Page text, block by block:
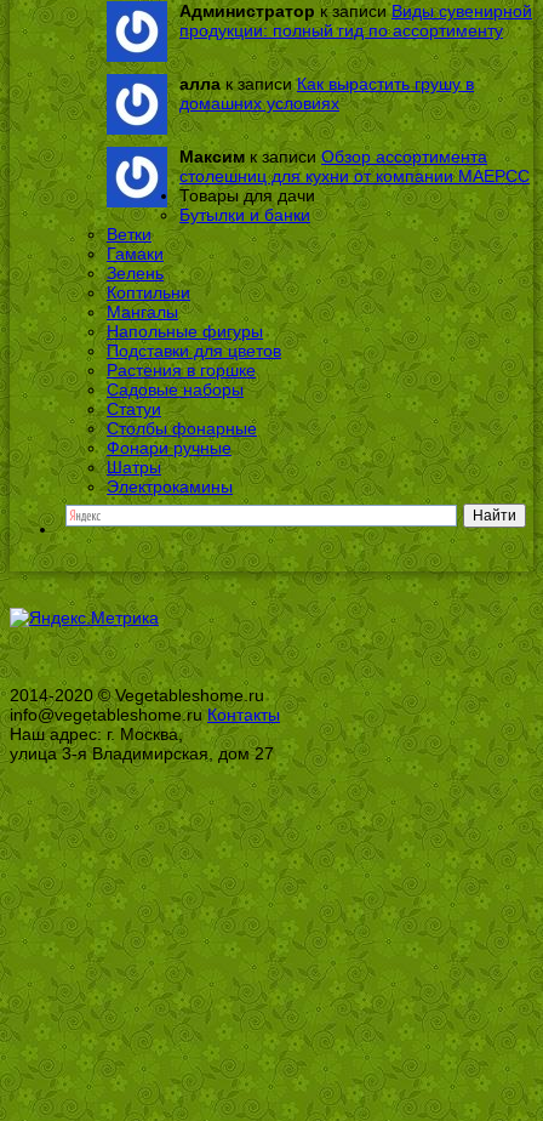
Администратор к записиВиды сувенирной
продукции: полный гид по ассортименту
алла к записиКак вырастить грушу в
домашних условиях
Максим к записиОбзор ассортимента
столешниц для кухни от компании МАЕРСС
Товары для дачи
Бутылки и банки
Ветки
Гамаки
Зелень
Коптильни
Мангалы
Напольные фигуры
Подставки для цветов
Растения в горшке
Садовые наборы
Статуи
Столбы фонарные
Фонари ручные
Шатры
Электрокамины
2014-2020 © Vegetableshome.ru
info@vegetableshome.ruКонтакты
Наш адрес: г. Москва,
улица 3-я Владимирская, дом 27